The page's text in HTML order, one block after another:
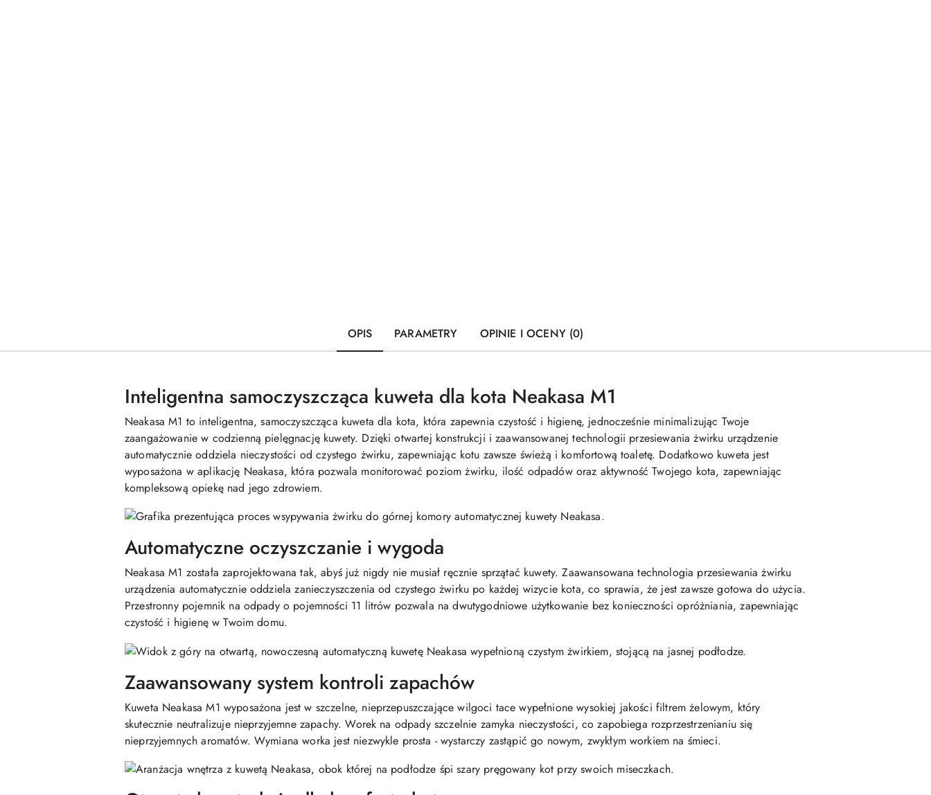
OPIS PARAMETRY OPINIE I OCENY (0)
Inteligentna samoczyszcząca kuweta dla kota Neakasa M1
Neakasa M1 to inteligentna, samoczyszcząca kuweta dla kota, która zapewnia czystość i higienę, jednocześnie minimalizując Twoje
zaangażowanie w codzienną pielęgnację kuwety. Dzięki otwartej konstrukcji i zaawansowanej technologii przesiewania żwirku urządzenie
automatycznie oddziela nieczystości od czystego żwirku, zapewniając kotu zawsze świeżą i komfortową toaletę. Dodatkowo kuweta jest
wyposażona w aplikację Neakasa, która pozwala monitorować poziom żwirku, ilość odpadów oraz aktywność Twojego kota, zapewniając
kompleksową opiekę nad jego zdrowiem.
Automatyczne oczyszczanie i wygoda
Neakasa M1 została zaprojektowana tak, abyś już nigdy nie musiał ręcznie sprzątać kuwety. Zaawansowana technologia przesiewania żwirku
urządzenia automatycznie oddziela zanieczyszczenia od czystego żwirku po każdej wizycie kota, co sprawia, że jest zawsze gotowa do użycia.
Przestronny pojemnik na odpady o pojemności 11 litrów pozwala na dwutygodniowe użytkowanie bez konieczności opróżniania, zapewniając
czystość i higienę w Twoim domu.
Zaawansowany system kontroli zapachów
Kuweta Neakasa M1 wyposażona jest w szczelne, nieprzepuszczające wilgoci tace wypełnione wysokiej jakości filtrem żelowym, który
skutecznie neutralizuje nieprzyjemne zapachy. Worek na odpady szczelnie zamyka nieczystości, co zapobiega rozprzestrzenianiu się
nieprzyjemnych aromatów. Wymiana worka jest niezwykle prosta - wystarczy zastąpić go nowym, zwykłym workiem na śmieci.